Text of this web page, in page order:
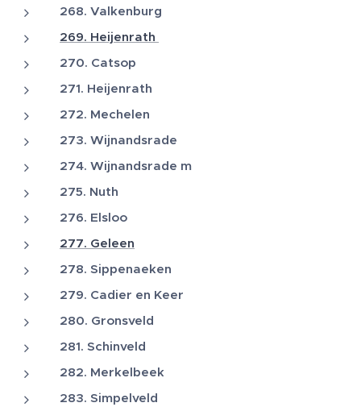
268. Valkenburg
269. Heijenrath
270. Catsop
271. Heijenrath
272. Mechelen
273. Wijnandsrade
274. Wijnandsrade m
275. Nuth
276. Elsloo
277. Geleen
278. Sippenaeken
279. Cadier en Keer
280. Gronsveld
281. Schinveld
282. Merkelbeek
283. Simpelveld